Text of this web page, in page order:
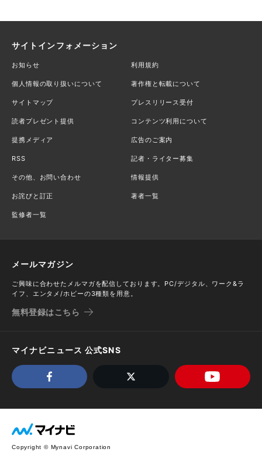
サイトインフォメーション
お知らせ 利用規約
個人情報の取り扱いについて 著作権と転載について
サイトマップ プレスリリース受付
読者プレゼント提供 コンテンツ利用について
提携メディア 広告のご案内
RSS 記者・ライター募集
その他、お問い合わせ 情報提供
お詫びと訂正 著者一覧
監修者一覧
メールマガジン
ご興味に合わせたメルマガを配信しております。PC/デジタル、ワーク&ラ
イフ、エンタメ/ホビーの3種類を用意。
無料登録はこちら
マイナビニュース 公式SNS
Copyright © Mynavi Corporation